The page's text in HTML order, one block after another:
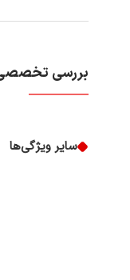
بررسی
سایر ویژگی‌ها